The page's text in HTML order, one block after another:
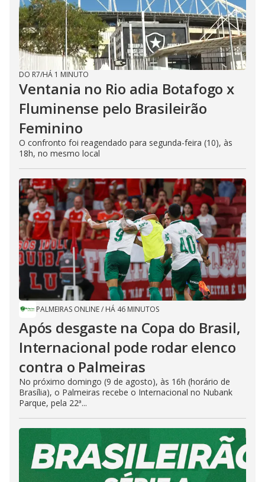
DO R7/HÁ 1 MINUTO
Ventania no Rio adia Botafogo x
Fluminense pelo Brasileirão
Feminino
O confronto foi reagendado para segunda-feira (10), às
18h, no mesmo local
PALMEIRAS ONLINE/ HÁ 46 MINUTOS
Após desgaste na Copa do Brasil,
Internacional pode rodar elenco
contra o Palmeiras
No próximo domingo (9 de agosto), às 16h (horário de
Brasília), o Palmeiras recebe o Internacional no Nubank
Parque, pela 22ª...